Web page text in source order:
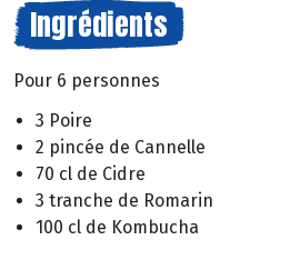
Ingrédients
Pour 6 personnes
3 Poire
2 pincée de Cannelle
70 cl de Cidre
3 tranche de Romarin
100 cl de Kombucha